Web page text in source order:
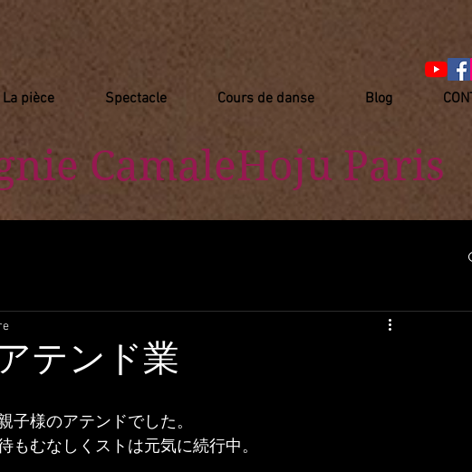
La pièce Spectacle Cours de danse Blog
​ CamaleHoju Paris
テンド業
子様のアテンドでした。
もむなしくストは元気に続行中。